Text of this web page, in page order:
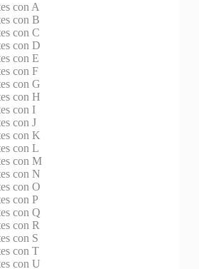
con A
con B
con C
con D
con E
con F
con G
con H
con I
con J
con K
con L
con M
con N
con O
con P
con Q
con R
con S
con T
con U